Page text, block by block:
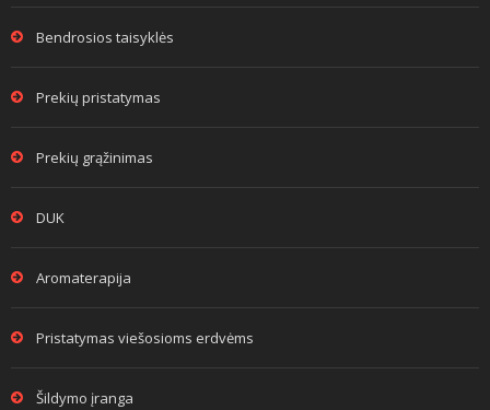
Bendrosios taisyklės
Prekių pristatymas
Prekių grąžinimas
DUK
Aromaterapija
Pristatymas viešosioms erdvėms
Šildymo įranga